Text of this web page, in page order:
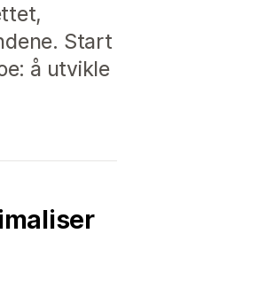
Start
å utvikle